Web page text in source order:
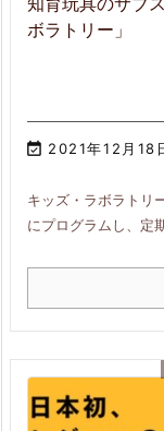
ボラトリー」
 2021年12月18
キッズ・ラボラトリ
にプログラムし、定